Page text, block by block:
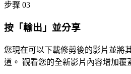
步骤 03
按「輸出」並分享
您現在可以下載修剪後的影片並將
道。 觀看您的全新影片內容增加覆